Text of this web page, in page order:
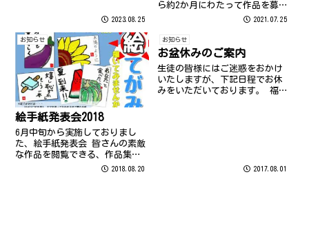
2023.08.25
ら約2か月にわたって作品を募集
してまいりました。 たくさんの
は113作品となりました ご参加
いただきありがとうございまし
た こちらのページから、ぜひ
ご...
2021.07.25
お知らせ
絵手紙発表会2018
6月中旬から実施しておりまし
た、絵手紙発表会 皆さんの素敵
な作品を閲覧できる、作品集が
2018.08.20
お知らせ
お盆休みのご案内
生徒の皆様にはご迷惑をおかけ
いたしますが、下記日程でお休
みをいただいております。 福
2017.08.01